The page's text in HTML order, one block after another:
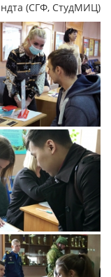
(СГФ, СтудМИЦ)